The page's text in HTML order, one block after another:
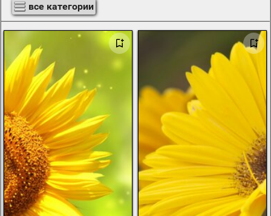
все категории